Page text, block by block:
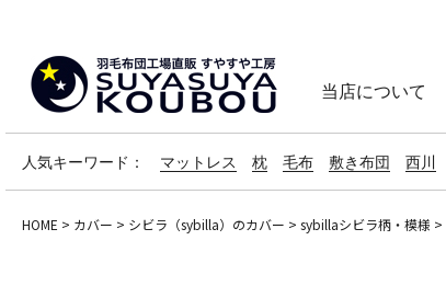
当店について
人気キーワード： マットレス 枕 毛布 敷き布団 西川
HOME カバー シビラ（sybilla）のカバー sybillaシビラ柄・模様